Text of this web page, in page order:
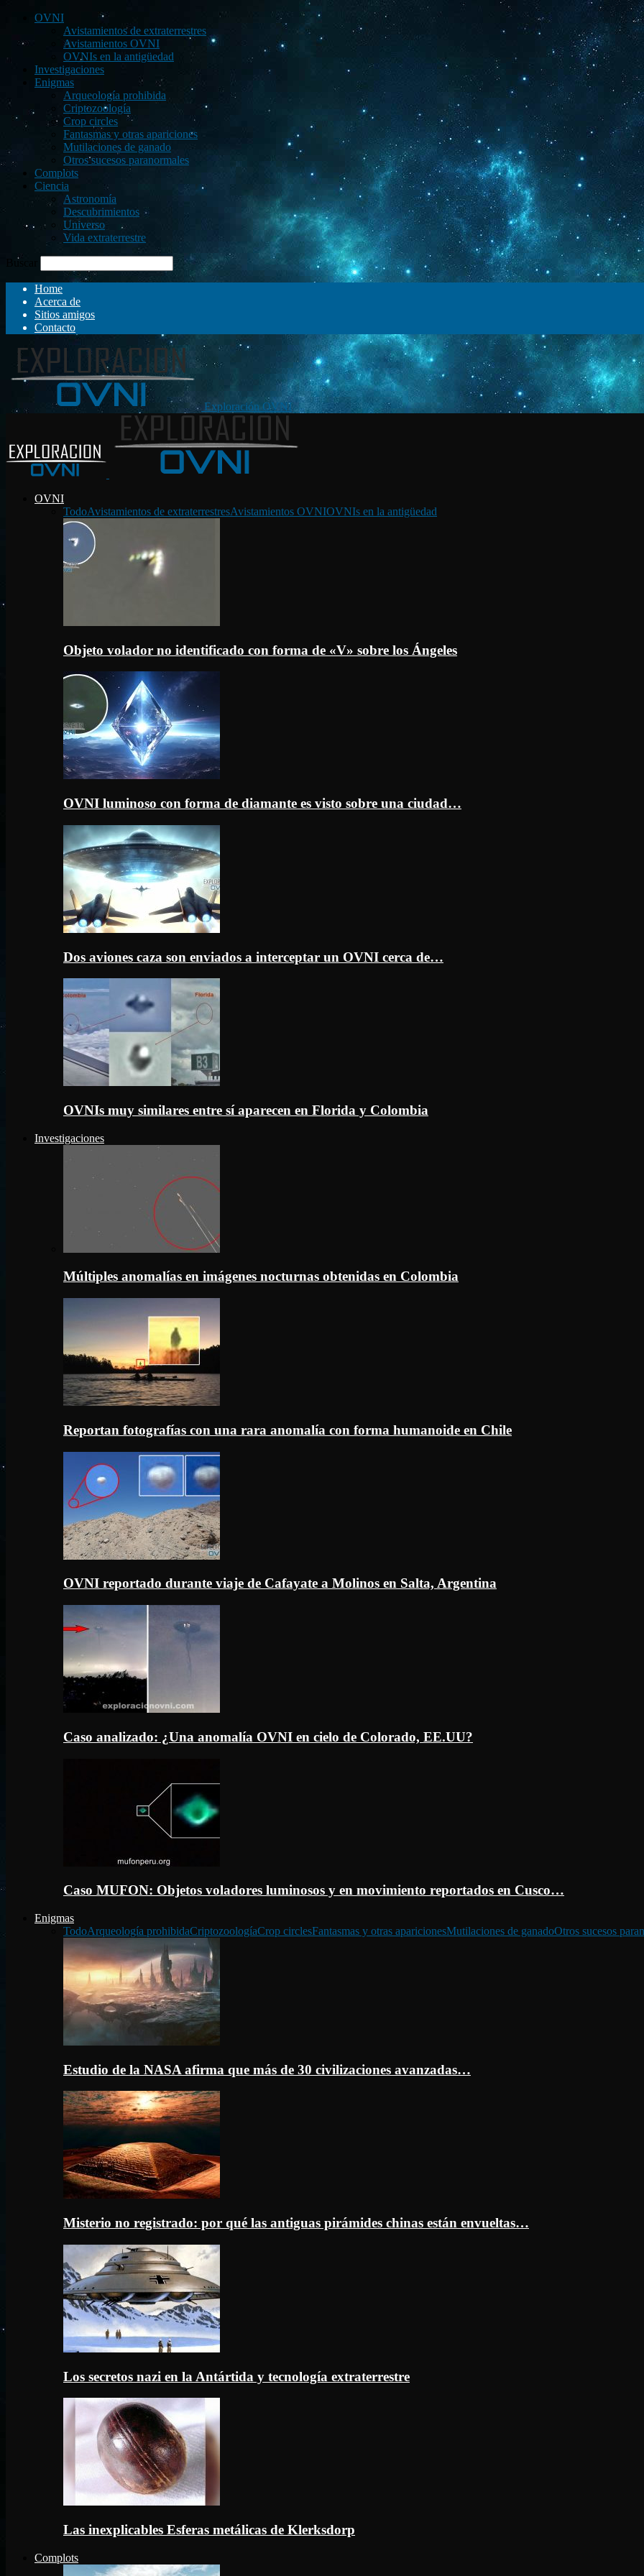
OVNI
Avistamientos de extraterrestres
Avistamientos OVNI
OVNIs en la antigüedad
Investigaciones
Enigmas
Arqueología prohibida
Criptozoología
Crop circles
Fantasmas y otras apariciones
Mutilaciones de ganado
Otros sucesos paranormales
Complots
Ciencia
Astronomía
Descubrimientos
Universo
Vida extraterrestre
Buscar
Home
Acerca de
Sitios amigos
Contacto
Exploración OVNI
OVNI
TodoAvistamientos de extraterrestresAvistamientos OVNIOVNIs en la antigüedad
Objeto volador no identificado con forma de «V» sobre los Ángeles
OVNI luminoso con forma de diamante es visto sobre una ciudad…
Dos aviones caza son enviados a interceptar un OVNI cerca de…
OVNIs muy similares entre sí aparecen en Florida y Colombia
Investigaciones
Múltiples anomalías en imágenes nocturnas obtenidas en Colombia
Reportan fotografías con una rara anomalía con forma humanoide en Chile
OVNI reportado durante viaje de Cafayate a Molinos en Salta, Argentina
Caso analizado: ¿Una anomalía OVNI en cielo de Colorado, EE.UU?
Caso MUFON: Objetos voladores luminosos y en movimiento reportados en Cusco…
Enigmas
TodoArqueología prohibidaCriptozoologíaCrop circlesFantasmas y otras aparicionesMutilaciones de ganadoOtros sucesos
Estudio de la NASA afirma que más de 30 civilizaciones avanzadas…
Misterio no registrado: por qué las antiguas pirámides chinas están envueltas…
Los secretos nazi en la Antártida y tecnología extraterrestre
Las inexplicables Esferas metálicas de Klerksdorp
Complots